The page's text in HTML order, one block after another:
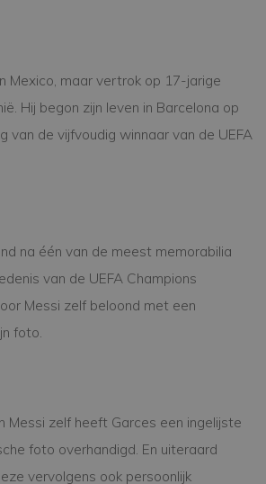
Mexico, maar vertrok op 17-jarige
Hij begon zijn leven in Barcelona op
van de vijfvoudig winnaar van de UEFA
na één van de meest memorabilia
van de UEFA Champions
Messi zelf beloond met een
foto.
Messi zelf heeft Garces een ingelijste
foto overhandigd. En uiteraard
vervolgens ook persoonlijk